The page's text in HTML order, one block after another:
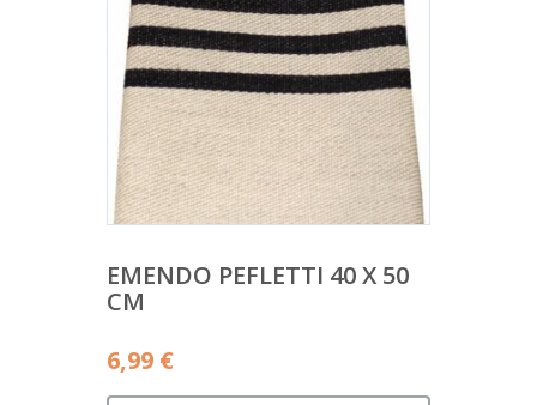
EMENDO PEFLETTI 40 X 50
CM
6,99 €